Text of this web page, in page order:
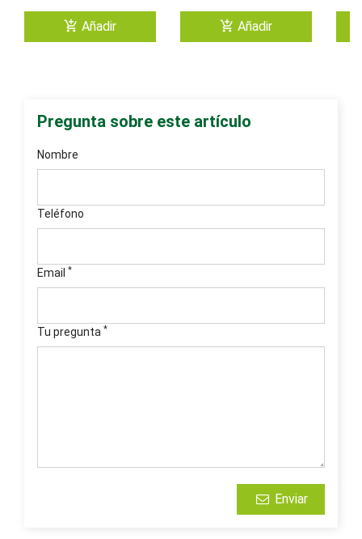
add_shopping_cart Añadir add_shopping_cart Añadir
Pregunta sobre este artículo
Nombre
Teléfono
Email *
Tu pregunta *
Enviar